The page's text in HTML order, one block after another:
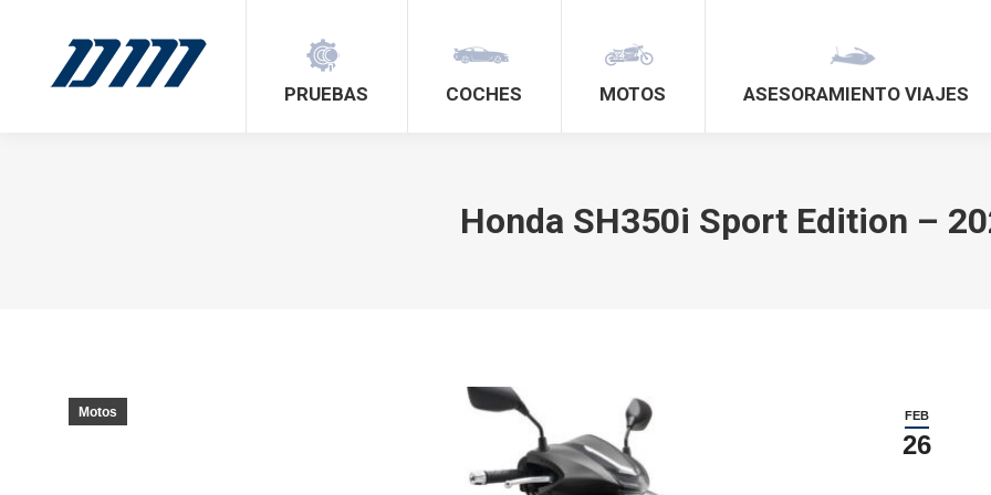
PRUEBAS COCHES MOTOS ASESORAMIENTO VIAJES
Honda SH350i Sport Edition –
FEB
26
Motos